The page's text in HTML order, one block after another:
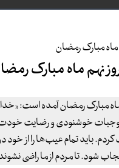
ماه مبارک رمضان
نهم ماه مبارک
مبارک رمضان آمده است:
خوشنودی و رضایت خودت
باید تمام عیب‌ها را از خود
شود. تا مردم از ما راضی